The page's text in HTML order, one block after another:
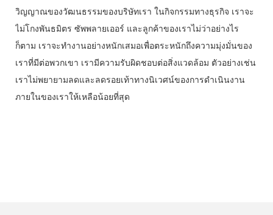
วิญญาณของวัฒนธรรมของบริษัทเรา ในกิจกรรมทางธุรกิจ เราจะ
ไม่โกงพันธมิตร ซัพพลายเออร์ และลูกค้าของเราไม่ว่าอย่างไร
ก็ตาม เราจะทำงานอย่างหนักเสมอเพื่อตระหนักถึงความมุ่งมั่นของ
เราที่มีต่อพวกเขา เรามีความรับผิดชอบต่อสิ่งแวดล้อม ตัวอย่างเช่น
เราไม่พยายามลดและลดรอยเท้าทางนิเวศน์ของการดำเนินงาน
ภายในของเราให้เหลือน้อยที่สุด